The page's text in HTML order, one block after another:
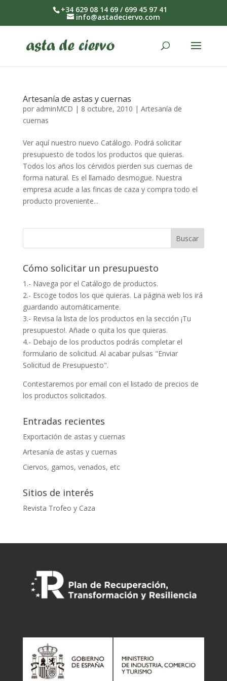
+34 629 08 14 69 / 699 45 97 41
info@astadeciervo.com
Artesanía de astas y cuernas
por adminMCD | 8 octubre, 2010 | Artesanía de
cuernas
Ver aquí nuestro nuevo Catálogo. Podrá solicitar
presupuesto de todos los productos que quieras.
Todos los años los cérvidos pierden sus cuernas de
forma natural. Es el llamado desmogue. Nuestra
empresa acude a las fincas de caza y compra todo el
producto proveniente...
Cómo solicitar un presupuesto
1.- Navega por el Catálogo de productos.
2.- Escoge todos los que quieras. La página web los irá
guardando automáticamente.
3.- Revisa la lista de los productos en la sección ¡Tu
presupuesto!. Añade o quita los que quieras.
4.- Debajo de los productos podrás completar el
formulario de solicitud. Al acabar pulsas "Enviar
Solicitud de Presupuesto".
Contestaremos por email con el listado de precios de
los productos solicitados.
Entradas recientes
Exportación de astas y cuernas
Artesanía de astas y cuernas
Ciervos, gamos, venados, etc
Sitios de interés
Revista Trofeo y Caza